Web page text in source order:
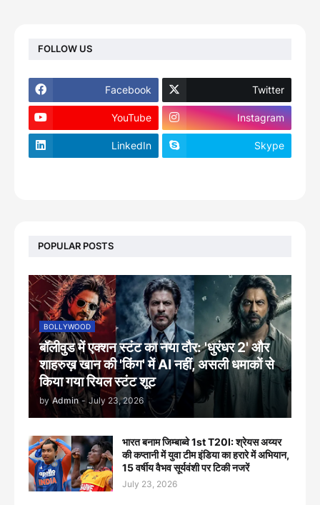
FOLLOW US
Facebook Twitter
YouTube Instagram
LinkedIn Skype
POPULAR POSTS
BOLLYWOOD
बॉलीवुड में एक्शन स्टंट का नया दौर: 'धुरंधर 2' और
शाहरुख़ खान की 'किंग' में AI नहीं, असली धमाकों से
किया गया रियल स्टंट शूट
by Admin - July 23, 2026
भारत बनाम जिम्बाब्वे 1st T20I: श्रेयस अय्यर
की कप्तानी में युवा टीम इंडिया का हरारे में अभियान,
15 वर्षीय वैभव सूर्यवंशी पर टिकी नजरें
July 23, 2026